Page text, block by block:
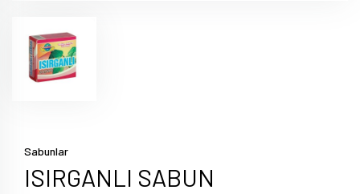
Sabunlar
ISIRGANLI SABUN